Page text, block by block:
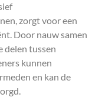
zorgt voor een
Door nauw samen
delen tussen
kunnen
en kan de